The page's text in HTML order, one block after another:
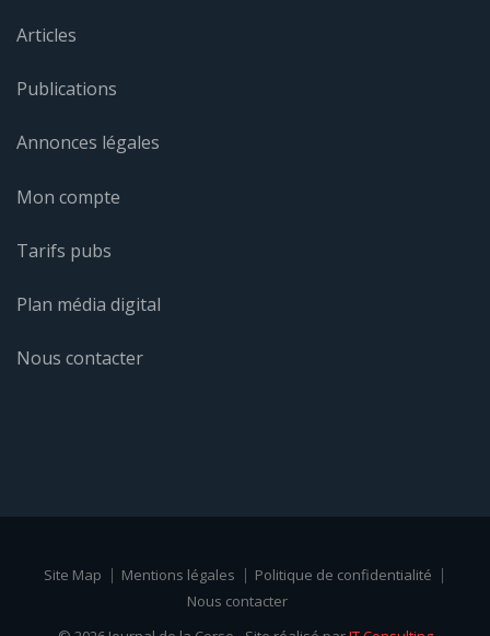
Articles
Publications
Annonces légales
Mon compte
Tarifs pubs
Plan média digital
Nous contacter
Site Map Mentions légales
Politique de confidentialité
Nous contacter